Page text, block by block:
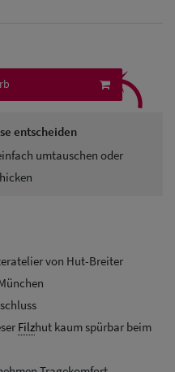
entscheiden
umtauschen oder
⤹
von Hut-Breiter
Filzhut kaum spürbar beim